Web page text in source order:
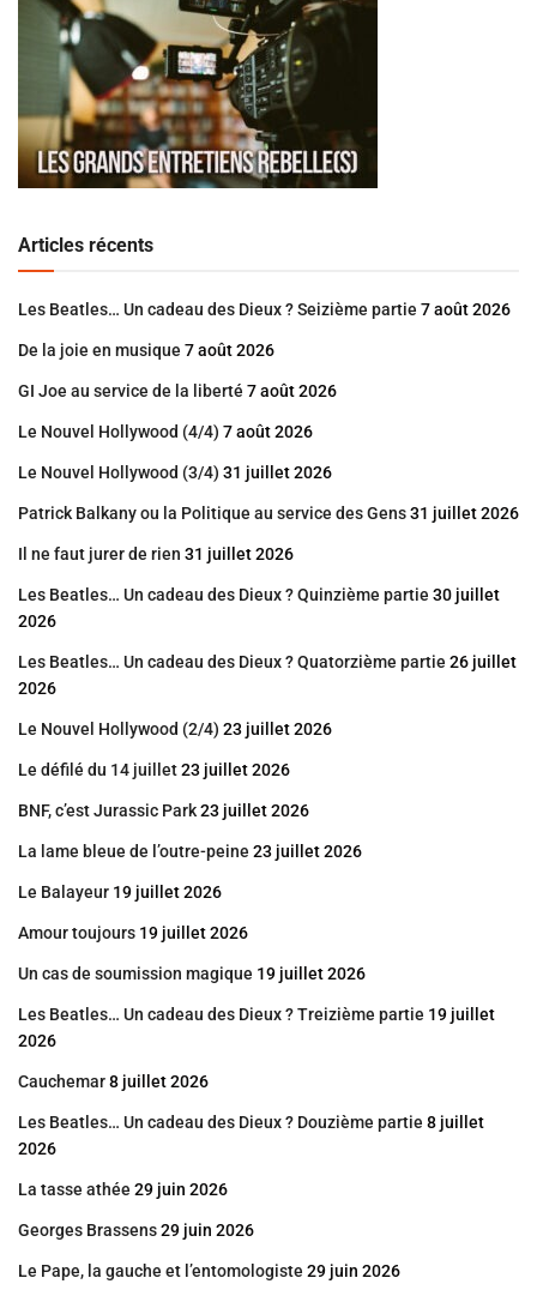
Articles récents
Les Beatles… Un cadeau des Dieux ? Seizième partie 7 août 2026
De la joie en musique 7 août 2026
GI Joe au service de la liberté 7 août 2026
Le Nouvel Hollywood (4/4) 7 août 2026
Le Nouvel Hollywood (3/4) 31 juillet 2026
Patrick Balkany ou la Politique au service des Gens31 juillet 2026
Il ne faut jurer de rien 31 juillet 2026
Les Beatles… Un cadeau des Dieux ? Quinzième partie 30 juillet
2026
Les Beatles… Un cadeau des Dieux ? Quatorzième partie 26 juillet
2026
Le Nouvel Hollywood (2/4) 23 juillet 2026
Le défilé du 14 juillet23 juillet 2026
BNF, c’est Jurassic Park23 juillet 2026
La lame bleue de l’outre-peine 23 juillet 2026
Le Balayeur 19 juillet 2026
Amour toujours 19 juillet 2026
Un cas de soumission magique 19 juillet 2026
Les Beatles… Un cadeau des Dieux ? Treizième partie 19 juillet
2026
Cauchemar8 juillet 2026
Les Beatles… Un cadeau des Dieux ? Douzième partie 8 juillet
2026
La tasse athée 29 juin 2026
Georges Brassens29 juin 2026
Le Pape, la gauche et l’entomologiste 29 juin 2026